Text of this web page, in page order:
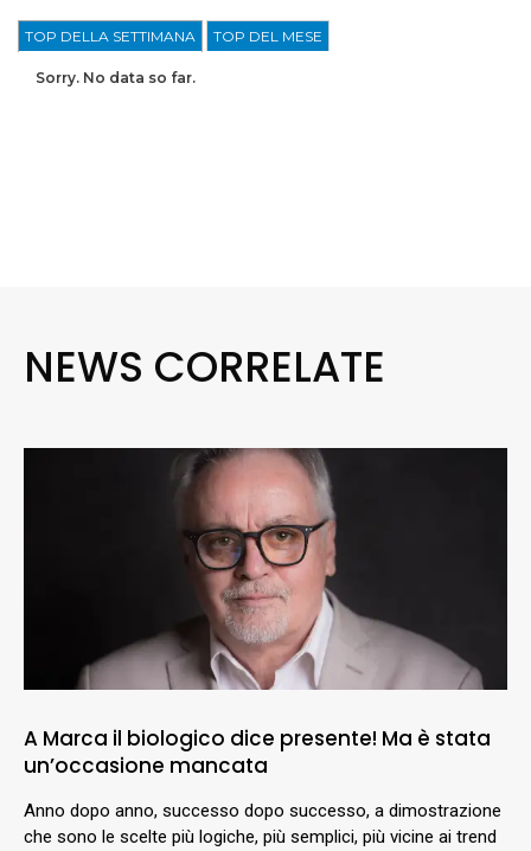
TOP DELLA SETTIMANA TOP DEL MESE
Sorry. No data so far.
NEWS CORRELATE
A Marca il biologico dice presente! Ma è stata
un’occasione mancata
Anno dopo anno, successo dopo successo, a dimostrazione
che sono le scelte più logiche, più semplici, più vicine ai trend